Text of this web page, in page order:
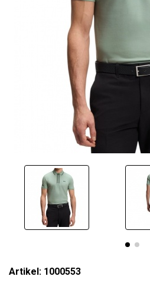
SUBMENU (HEREN)
SUBMENU (JONGENS)
SUBMENU (MEISJES)
Artikel: 1000553